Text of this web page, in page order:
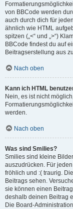
von BBCode werden
auch durch dich für
ähnlich wie HTML
spitzen („<“ und „>“)
BBCode findest du auf
Beitragserstellung aus
Nach oben
Kann ich HTML
Nein, es ist nicht
werden.
Nach oben
Was sind Smilies?
Smilies sind kleine
auszudrücken. Für
fröhlich und :( traurig.
Beitrags sehen.
sie können einen
deshalb deinen Beitrag
Die Board-